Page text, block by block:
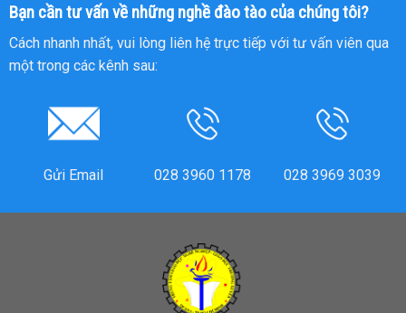
Bạn cần tư vấn về những nghề đào tào của chúng tôi?
Cách nhanh nhất, vui lòng liên hệ trực tiếp với tư vấn viên qua
một trong các kênh sau:
Gửi Email 028 3960 1178 028 3969 3039